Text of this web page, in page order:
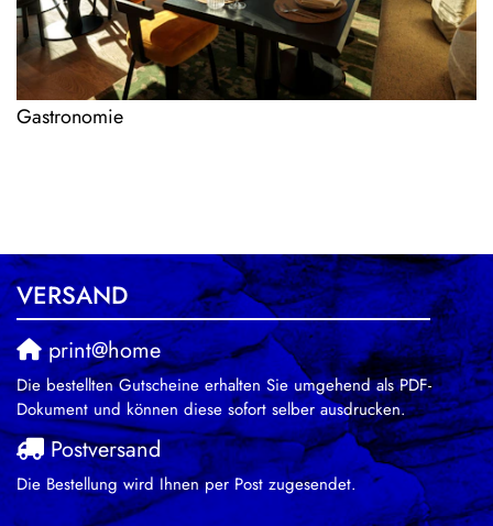
Gastronomie
VERSAND
print@home
Die bestellten Gutscheine erhalten Sie umgehend als PDF-
Dokument und können diese sofort selber ausdrucken.
Postversand
Die Bestellung wird Ihnen per Post zugesendet.